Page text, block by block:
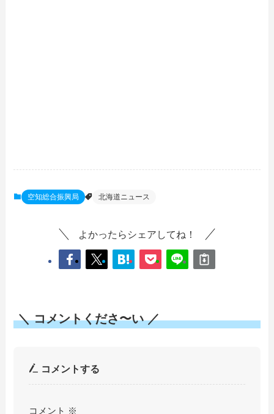
空知総合振興局 北海道ニュース
よかったらシェアしてね！
＼ コメントくださ〜い ／
コメントする
コメント ※